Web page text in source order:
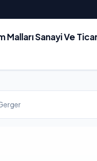
Malları Sanayi Ve